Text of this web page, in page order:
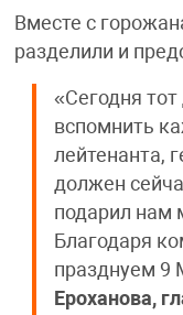
Вместе с
разделили и
«Сегодня
вспомнить
лейтенанта,
должен
подарил нам
Благодаря
празднуем
Ероханова,